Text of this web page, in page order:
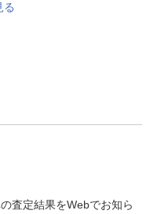
る
査定結果をWebでお知ら